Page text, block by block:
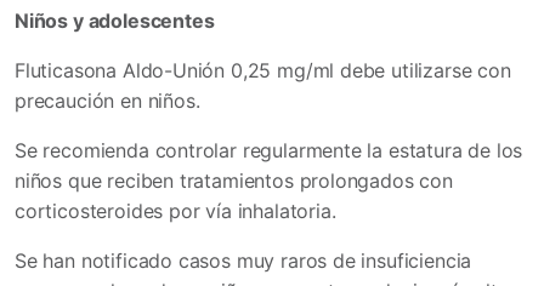
Niños y adolescentes
Fluticasona Aldo-Unión 0,25 mg/ml debe utilizarse con
precaución en niños.
Se recomienda controlar regularmente la estatura de los
niños que reciben tratamientos prolongados con
corticosteroides por vía inhalatoria.
Se han notificado casos muy raros de insuficiencia